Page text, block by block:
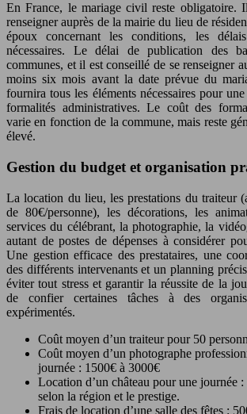
En France, le mariage civil reste obligatoire.
renseigner auprès de la mairie du lieu de
époux concernant les conditions, les
nécessaires. Le délai de publication des
communes, et il est conseillé de se renseigner
moins six mois avant la date prévue du
fournira tous les éléments nécessaires pour
formalités administratives. Le coût des
varie en fonction de la commune, mais reste
élevé.
Gestion du budget et organisation
La location du lieu, les prestations du traiteur
de 80€/personne), les décorations, les
services du célébrant, la photographie, la
autant de postes de dépenses à considérer
Une gestion efficace des prestataires, une
des différents intervenants et un planning
éviter tout stress et garantir la réussite de la
de confier certaines tâches à des
expérimentés.
Coût moyen d’un traiteur pour 50
Coût moyen d’un photographe
journée : 1500€ à 3000€
Location d’un château pour une journée
selon la région et le prestige.
Frais de location d’une salle des fêtes :